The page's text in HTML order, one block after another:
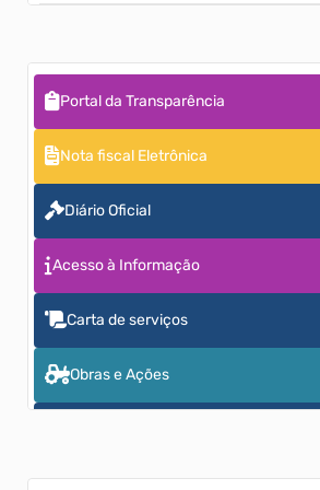
Consulta Legislação Municipal
Solicitação de Acesso
Portal da Transparência
Nota fiscal Eletrônica
Diário Oficial
Acesso à Informação
Carta de serviços
Obras e Ações